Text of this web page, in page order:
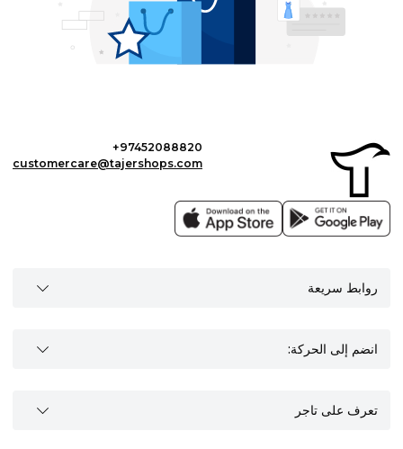
+97452088820
customercare@tajershops.com
روابط سريعة
انضم إلى الحركة:
تعرف على تاجر